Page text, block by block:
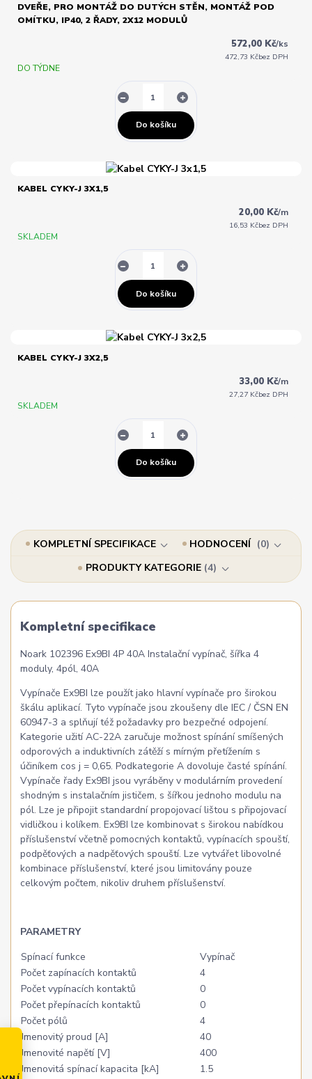
DVEŘE, PRO MONTÁŽ DO DUTÝCH STĚN, MONTÁŽ POD
OMÍTKU, IP40, 2 ŘADY, 2X12 MODULŮ
572,00 Kč/ks
472,73 Kčbez DPH
DO TÝDNE
Do košíku
KABEL CYKY-J 3X1,5
20,00 Kč/m
16,53 Kčbez DPH
SKLADEM
Do košíku
KABEL CYKY-J 3X2,5
33,00 Kč/m
27,27 Kčbez DPH
SKLADEM
Do košíku
KOMPLETNÍ SPECIFIKACE HODNOCENÍ
0
PRODUKTY KATEGORIE 4
Kompletní specifikace
Noark 102396 Ex9BI 4P 40A Instalační vypínač, šířka 4
moduly, 4pól, 40A
Vypínače Ex9BI lze použít jako hlavní vypínače pro širokou
škálu aplikací. Tyto vypínače jsou zkoušeny dle IEC / ČSN EN
60947-3 a splňují též požadavky pro bezpečné odpojení.
Kategorie užití AC-22A zaručuje možnost spínání smíšených
odporových a induktivních zátěží s mírným přetížením s
účiníkem cos j = 0,65. Podkategorie A dovoluje časté spínání.
Vypínače řady Ex9BI jsou vyráběny v modulárním provedení
shodným s instalačním jističem, s šířkou jednoho modulu na
pól. Lze je připojit standardní propojovací lištou s připojovací
vidličkou i kolíkem. Ex9BI lze kombinovat s širokou nabídkou
příslušenství včetně pomocných kontaktů, vypínacích spouští,
podpěťových a nadpěťových spouští. Lze vytvářet libovolné
kombinace příslušenství, které jsou limitovány pouze
celkovým počtem, nikoliv druhem příslušenství.
PARAMETRY
Spínací funkce
Vypínač
Počet zapínacích kontaktů
4
Počet vypínacích kontaktů
0
Počet přepínacích kontaktů
0
Počet pólů
4
Jmenovitý proud [A]
40
Jmenovité napětí [V]
400
Jmenovitá spínací kapacita [kA]
1.5